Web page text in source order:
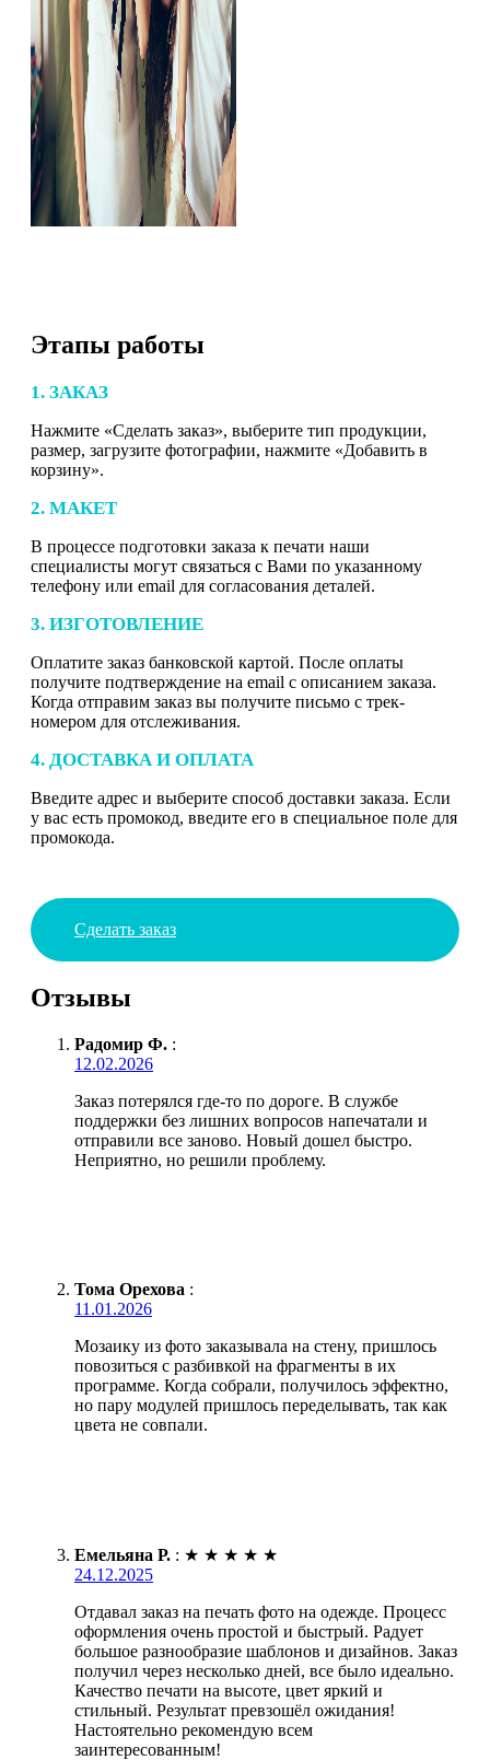
Этапы работы
1. ЗАКАЗ
Нажмите «Сделать заказ», выберите тип продукции,
размер, загрузите фотографии, нажмите «Добавить в
корзину».
2. МАКЕТ
В процессе подготовки заказа к печати наши
специалисты могут связаться с Вами по указанному
телефону или email для согласования деталей.
3. ИЗГОТОВЛЕНИЕ
Оплатите заказ банковской картой. После оплаты
получите подтверждение на email с описанием заказа.
Когда отправим заказ вы получите письмо с трек-
номером для отслеживания.
4. ДОСТАВКА И ОПЛАТА
Введите адрес и выберите способ доставки заказа. Если
у вас есть промокод, введите его в специальное поле для
промокода.
Сделать заказ
Отзывы
Радомир Ф. :
12.02.2026
Заказ потерялся где-то по дороге. В службе
поддержки без лишних вопросов напечатали и
отправили все заново. Новый дошел быстро.
Неприятно, но решили проблему.
Тома Орехова :
11.01.2026
Мозаику из фото заказывала на стену, пришлось
повозиться с разбивкой на фрагменты в их
программе. Когда собрали, получилось эффектно,
но пару модулей пришлось переделывать, так как
цвета не совпали.
Емельяна Р. : ★ ★ ★ ★ ★
24.12.2025
Отдавал заказ на печать фото на одежде. Процесс
оформления очень простой и быстрый. Радует
большое разнообразие шаблонов и дизайнов. Заказ
получил через несколько дней, все было идеально.
Качество печати на высоте, цвет яркий и
стильный. Результат превзошёл ожидания!
Настоятельно рекомендую всем
заинтересованным!